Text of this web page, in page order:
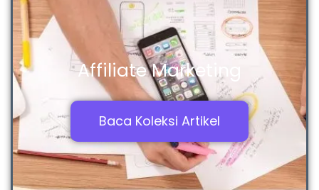
Affiliate Marketing
Baca Koleksi Artikel